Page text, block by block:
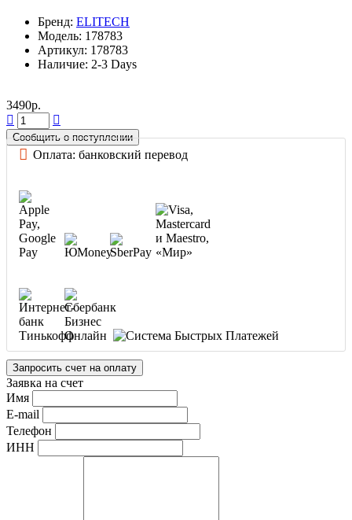
Бренд: ELITECH
Модель: 178783
Артикул: 178783
Наличие: 2-3 Days
3490р.
Сообщить о поступлении
Оплата: банковский перевод
Запросить счет на оплату
Заявка на счет
Имя
E-mail
Телефон
ИНН